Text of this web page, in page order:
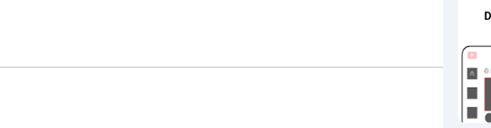
or sponsored by YouTube or Google LLC. "YouTube" is a
works.